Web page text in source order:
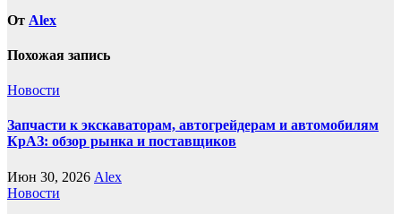
От Alex
Похожая запись
Новости
Запчасти к экскаваторам, автогрейдерам и автомобилям
КрАЗ: обзор рынка и поставщиков
Июн 30, 2026 Alex
Новости